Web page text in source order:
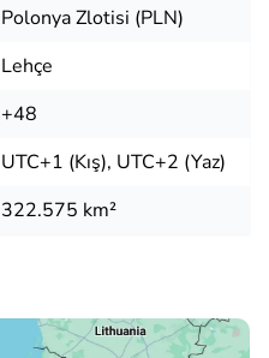
Polonya Zlotisi (PLN)
Lehçe
+48
UTC+1 (Kış), UTC+2 (Yaz)
322.575 km²